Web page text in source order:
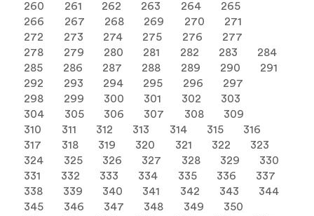
260
261 262 263 264
265
266
267 268 269 270
271
272
273 274 275 276
277
278
279 280 281 282 283
284
285
286 287 288 289 290
291
292
293 294 295 296
297
298
299 300 301 302
303
304
305 306 307 308
309
310
311 312 313 314 315
316
317
318 319 320 321 322
323
324
325 326 327 328 329
330
331
332 333 334 335 336
337
338
339 340 341 342 343
344
345
346 347 348 349
350